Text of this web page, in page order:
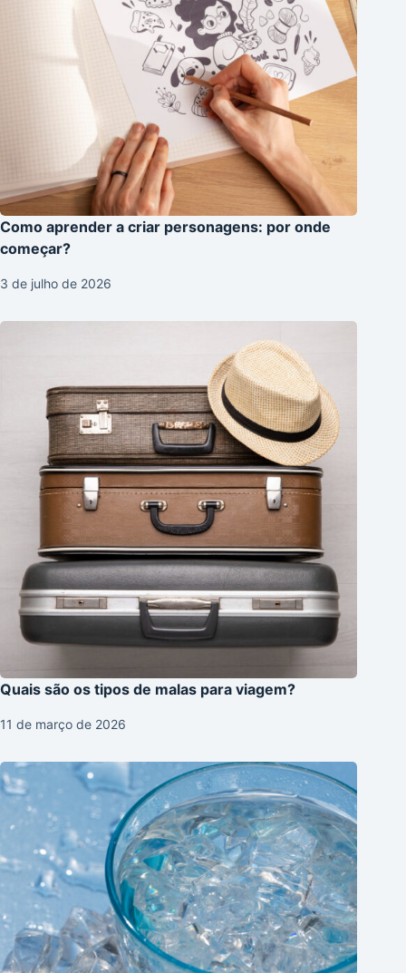
Como aprender a criar personagens: por onde
começar?
3 de julho de 2026
Quais são os tipos de malas para viagem?
11 de março de 2026